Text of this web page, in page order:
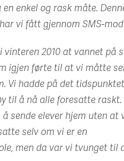
enkel og rask måte.
vi fått gjennom SMS-
vinteren 2010 at vannet på
igjen førte til at vi måtte
Vi hadde på det tidspunktet
til å nå alle foresatte raskt.
sende elever hjem uten at
selv om vi er en
men da var vi tvunget til